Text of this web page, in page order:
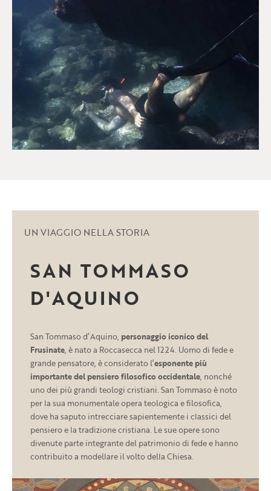
UN VIAGGIO NELLA STORIA
SAN TOMMASO
D'AQUINO
San Tommaso d’Aquino, personaggio iconico del
Frusinate, è nato a Roccasecca nel 1224. Uomo di fede e
grande pensatore, è considerato l’esponente più
importante del pensiero filosofico occidentale, nonché
uno dei più grandi teologi cristiani. San Tommaso è noto
per la sua monumentale opera teologica e filosofica,
dove ha saputo intrecciare sapientemente i classici del
pensiero e la tradizione cristiana. Le sue opere sono
divenute parte integrante del patrimonio di fede e hanno
contribuito a modellare il volto della Chiesa.